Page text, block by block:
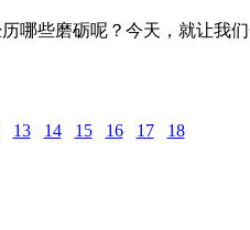
些磨砺呢？今天，就让我
13 14 15 16 17 18